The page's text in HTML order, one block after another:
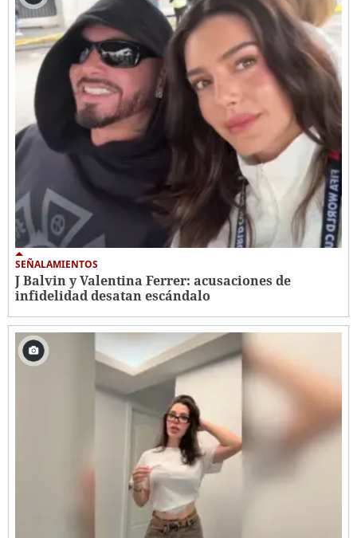
SEÑALAMIENTOS
J Balvin y Valentina Ferrer: acusaciones de
infidelidad desatan escándalo